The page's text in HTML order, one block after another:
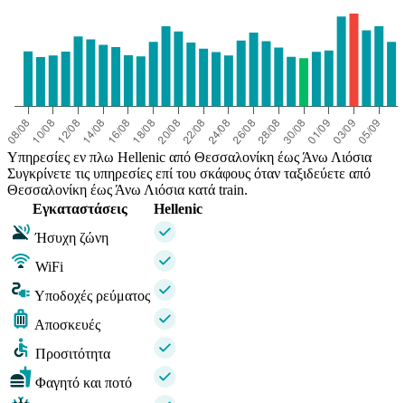
Υπηρεσίες εν πλω Hellenic από Θεσσαλονίκη έως Άνω Λιόσια
Συγκρίνετε τις υπηρεσίες επί του σκάφους όταν ταξιδεύετε από
Θεσσαλονίκη έως Άνω Λιόσια κατά train.
Εγκαταστάσεις
Hellenic
Ήσυχη ζώνη
WiFi
Υποδοχές ρεύματος
Αποσκευές
Προσιτότητα
Φαγητό και ποτό